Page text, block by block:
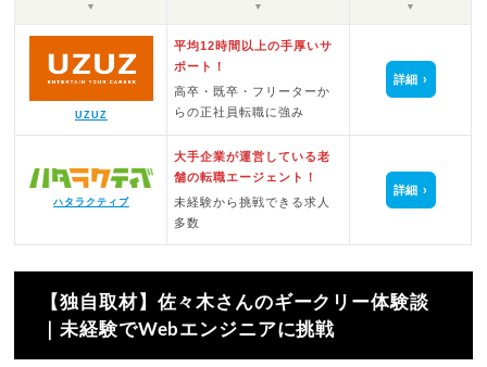
▼ ▼ ▼
UZUZ
平均12時間以上の手厚いサ
ポート！
高卒・既卒・フリーターか
らの正社員転職に強み
詳細
ハタラクティブ
大手企業が運営している老
舗の転職エージェント！
未経験から挑戦できる求人
多数
詳細
【独自取材】佐々木さんのギークリー体験談
｜未経験でWebエンジニアに挑戦